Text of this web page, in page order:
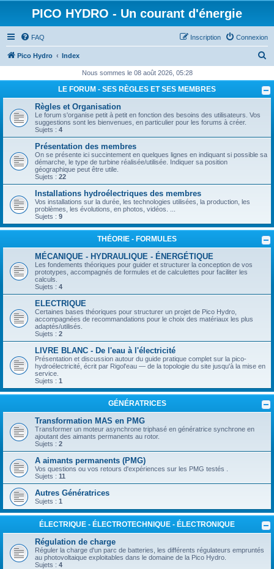
PICO HYDRO - Un courant d'énergie
FAQ Connexion
Inscription
Pico Hydro Index
c
h
r
Nous sommes le 08 août 2026, 05:28
LE FORUM - SES RÈGLES ET SES MEMBRES
Règles et Organisation
Le forum s'organise petit à petit en fonction des besoins des utilisateurs. Vos
suggestions sont les bienvenues, en particulier pour les forums à créer.
Sujets : 4
Présentation des membres
On se présente ici succintement en quelques lignes en indiquant si possible sa
démarche, le type de turbine réalisée/utilisée. Indiquer sa position
géographique peut être utile.
Sujets : 22
Installations hydroélectriques des membres
Vos installations sur la durée, les technologies utilisées, la production, les
problèmes, les évolutions, en photos, vidéos. ...
Sujets : 9
THÉORIE - FORMULES
MÉCANIQUE - HYDRAULIQUE - ÉNERGÉTIQUE
Les fondements théoriques pour guider et structurer la conception de vos
prototypes, accompagnés de formules et de calculettes pour faciliter les
calculs.
Sujets : 4
ELECTRIQUE
Certaines bases théoriques pour structurer un projet de Pico Hydro,
accompagnées de recommandations pour le choix des matériaux les plus
adaptés/utilisés.
Sujets : 2
LIVRE BLANC - De l'eau à l'électricité
Présentation et discussion autour du guide pratique complet sur la pico-
hydroélectricité, écrit par Rigol'eau — de la topologie du site jusqu'à la mise en
service.
Sujets : 1
GÉNÉRATRICES
Transformation MAS en PMG
Transformer un moteur asynchrone triphasé en génératrice synchrone en
ajoutant des aimants permanents au rotor.
Sujets : 2
A aimants permanents (PMG)
Vos questions ou vos retours d'expériences sur les PMG testés .
Sujets : 11
Autres Génératrices
Sujets : 1
ÉLECTRIQUE - ÉLECTROTECHNIQUE - ÉLECTRONIQUE
Régulation de charge
Réguler la charge d'un parc de batteries, les différents régulateurs empruntés
au photovoltaique exploitables dans le domaine de la Pico Hydro.
Sujets : 4